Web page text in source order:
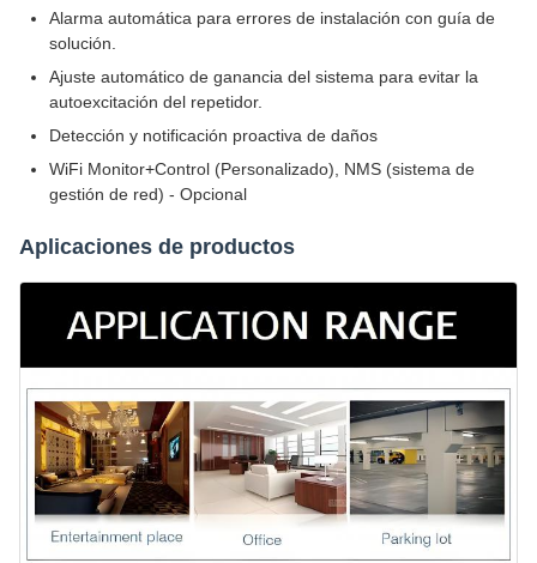
Alarma automática para errores de instalación con guía de
solución.
Ajuste automático de ganancia del sistema para evitar la
autoexcitación del repetidor.
Detección y notificación proactiva de daños
WiFi Monitor+Control (Personalizado), NMS (sistema de
gestión de red) - Opcional
Aplicaciones de productos